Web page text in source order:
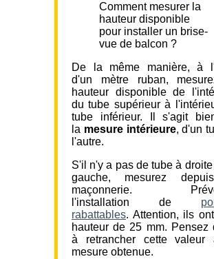
Comment mesurer la
hauteur disponible
pour installer un brise-
vue de balcon ?
De la même manière, à
d'un mètre ruban,
hauteur disponible de
du tube supérieur à
tube inférieur. Il s'agit
la mesure intérieure, d'un
l'autre.
S'il n'y a pas de tube à droite
gauche, mesurez
maçonnerie.
l'installation de
rabattables. Attention, ils
hauteur de 25 mm. Pensez
à retrancher cette valeur
mesure obtenue.